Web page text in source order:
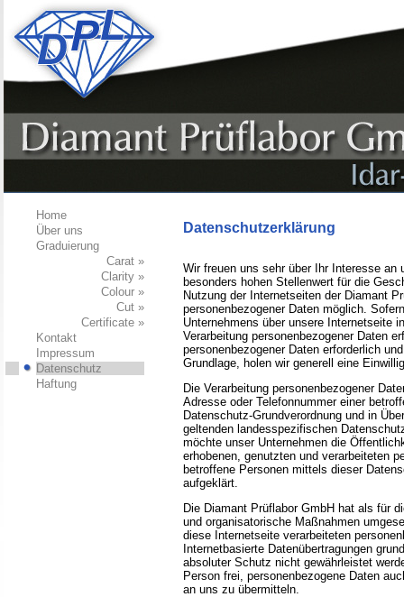
Home
Über uns
Graduierung
Carat »
Clarity »
Colour »
Cut »
Certificate »
Kontakt
Impressum
Datenschutz
Haftung
Datenschutzerklärung
Wir freuen uns sehr über Ihr Interesse an
besonders hohen Stellenwert für die
Nutzung der Internetseiten der Diamant
personenbezogener Daten möglich.
Unternehmens über unsere Internetseite
Verarbeitung personenbezogener Daten
personenbezogener Daten erforderlich
Grundlage, holen wir generell eine
Die Verarbeitung personenbezogener
Adresse oder Telefonnummer einer
Datenschutz-Grundverordnung und in
geltenden landesspezifischen
möchte unser Unternehmen die
erhobenen, genutzten und verarbeiteten
betroffene Personen mittels dieser
aufgeklärt.
Die Diamant Prüflabor GmbH hat als für
und organisatorische Maßnahmen
diese Internetseite verarbeiteten
Internetbasierte Datenübertragungen
absoluter Schutz nicht gewährleistet
Person frei, personenbezogene Daten
an uns zu übermitteln.